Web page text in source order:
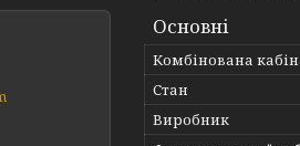
Основні
Комбінована
Стан
Виробник